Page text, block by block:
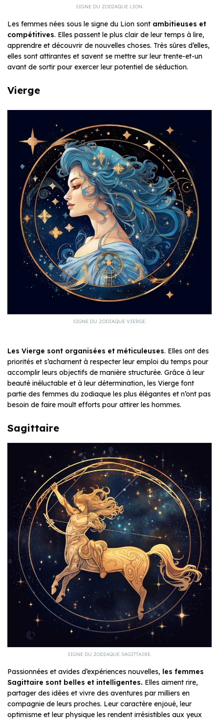
SIGNE DU ZODIAQUE LION.
Les femmes nées sous le signe du Lion sont ambitieuses et
compétitives. Elles passent le plus clair de leur temps à lire,
apprendre et découvrir de nouvelles choses. Très sûres d’elles,
elles sont attirantes et savent se mettre sur leur trente-et-un
avant de sortir pour exercer leur potentiel de séduction.
Vierge
SIGNE DU ZODIAQUE VIERGE.
Les Vierge sont organisées et méticuleuses. Elles ont des
priorités et s’acharnent à respecter leur emploi du temps pour
accomplir leurs objectifs de manière structurée. Grâce à leur
beauté inéluctable et à leur détermination, les Vierge font
partie des femmes du zodiaque les plus élégantes et n’ont pas
besoin de faire moult efforts pour attirer les hommes.
Sagittaire
SIGNE DU ZODIAQUE SAGITTAIRE.
Passionnées et avides d’expériences nouvelles, les femmes
Sagittaire sont belles et intelligentes. Elles aiment rire,
partager des idées et vivre des aventures par milliers en
compagnie de leurs proches. Leur caractère enjoué, leur
optimisme et leur physique les rendent irrésistibles aux yeux